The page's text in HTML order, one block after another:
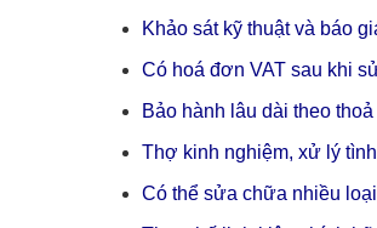
Khảo sát kỹ thuật và báo
Có hoá đơn VAT sau khi
Bảo hành lâu dài theo
Thợ kinh nghiệm, xử lý
Có thể sửa chữa nhiều